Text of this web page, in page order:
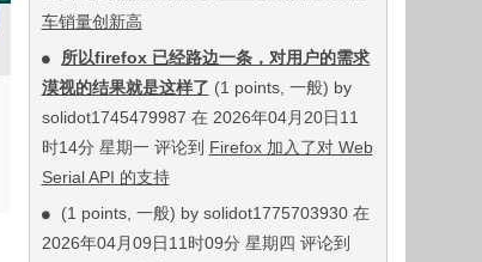
车销量创新高
所以firefox 已经路边一条，对用户的需求
漠视的结果就是这样了 (1 points, 一般) by
solidot1745479987 在 2026年04月20日11
时14分 星期一 评论到 Firefox 加入了对 Web
Serial API 的支持
(1 points, 一般) by solidot1775703930 在
2026年04月09日11时09分 星期四 评论到